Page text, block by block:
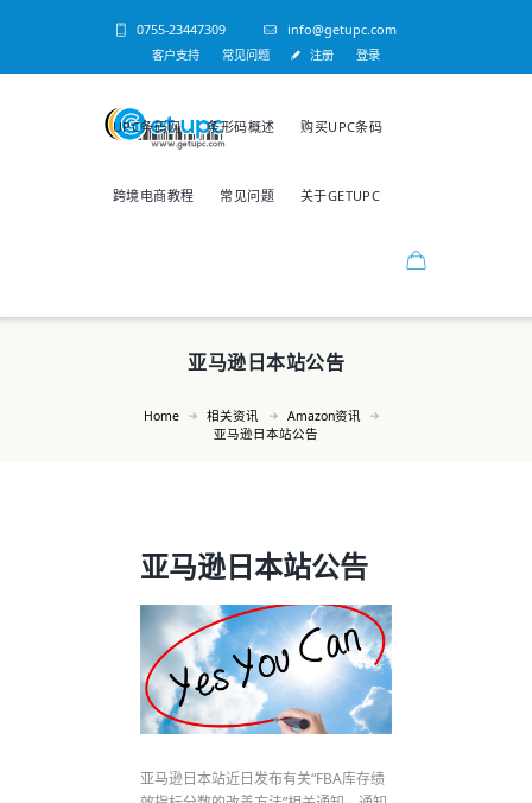
0755-23447309 info@getupc.com
客户支持 常见问题 注册 登录
UPC条码网 条形码概述 购买UPC条码
跨境电商教程 常见问题 关于GETUPC
亚马逊日本站公告
Home 相关资讯
Amazon资讯
亚马逊日本站公告
亚马逊日本站公告
亚马逊日本站近日发布有关“FBA库存绩